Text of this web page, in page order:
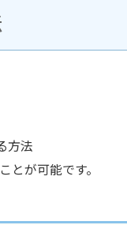
方法
が可能です。